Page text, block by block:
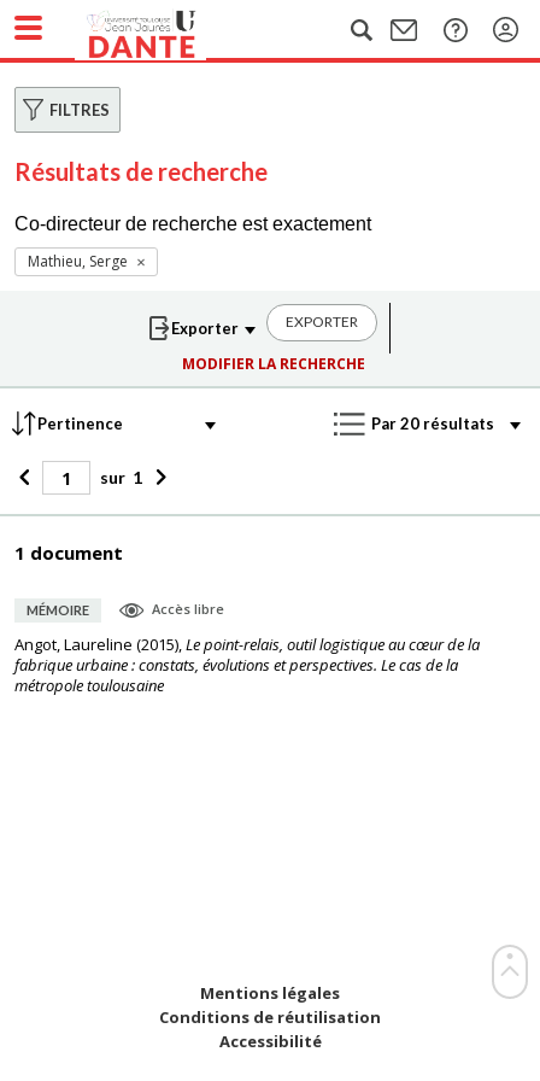
FILTRES
Résultats de recherche
Co-directeur de recherche est exactement
Mathieu, Serge
EXPORTER
MODIFIER LA RECHERCHE
sur 1
1 document
MÉMOIRE Accès libre
Angot, Laureline (2015),Le point-relais, outil logistique au cœur de la
fabrique urbaine : constats, évolutions et perspectives. Le cas de la
métropole toulousaine
Mentions légales
Conditions de réutilisation
Accessibilité